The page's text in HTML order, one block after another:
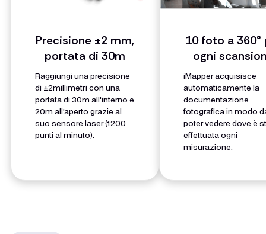
Precisione ±2 mm,
portata di 30m
Raggiungi una precisione
di ±2millimetri con una
portata di 30m all'interno e
20m all'aperto grazie al
suo sensore laser (1200
punti al minuto).
10 foto a 360°
ogni
iMapper acquisisce
automaticamente la
documentazione
fotografica in modo
poter vedere dove è
effettuata ogni
misurazione.